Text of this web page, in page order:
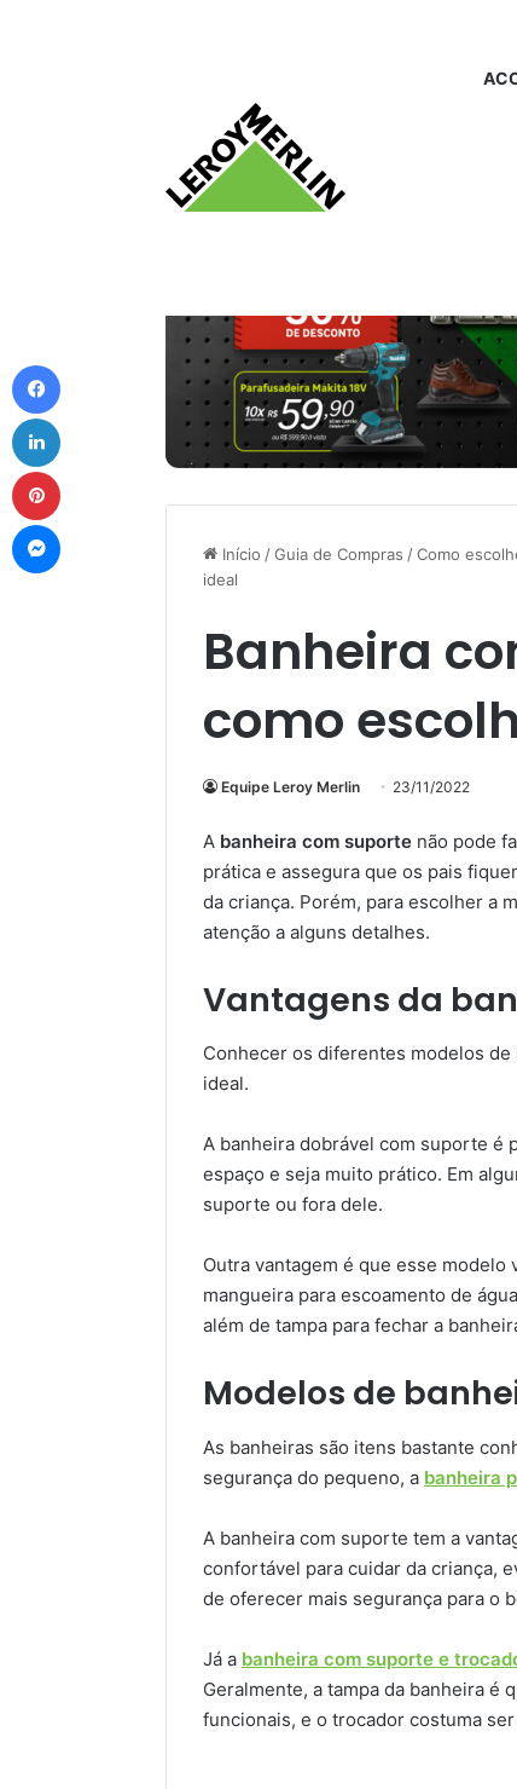
Início /Guia de Compras /Como
ideal
Banheira
como
Equipe Leroy Merlin 23/11/2022
A banheira com suporte não pode
prática e assegura que os pais
da criança. Porém, para escolher a
atenção a alguns detalhes.
Vantagens da
Conhecer os diferentes modelos
ideal.
A banheira dobrável com suporte é
espaço e seja muito prático. Em
suporte ou fora dele.
Outra vantagem é que esse
mangueira para escoamento de
além de tampa para fechar a
Modelos de
As banheiras são itens bastante
segurança do pequeno, a banheira
A banheira com suporte tem a
confortável para cuidar da criança,
de oferecer mais segurança para o
Já a banheira com suporte e
Geralmente, a tampa da banheira é
funcionais, e o trocador costuma